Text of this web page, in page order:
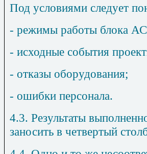
Под условиями следует
- режимы работы блока
- исходные события
- отказы оборудования;
- ошибки персонала.
4.3. Результаты
заносить в четвертый